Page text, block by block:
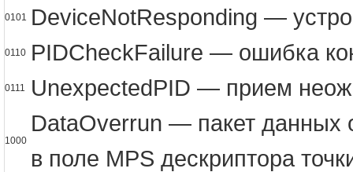
0101 DeviceNotResponding —
0110 PIDCheckFailure — ошибка
0111 UnexpectedPID — прием
1000
DataOverrun — пакет данных
в поле MPS дескриптора